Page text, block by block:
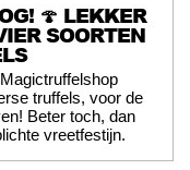
🍄 LEKKER
SOORTEN
truffels, voor de
Beter toch, dan
vreetfestijn.